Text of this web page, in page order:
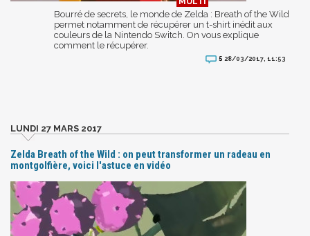
Bourré de secrets, le monde de Zelda : Breath of the Wild
permet notamment de récupérer un t-shirt inédit aux
couleurs de la Nintendo Switch. On vous explique
comment le récupérer.
5 28/03/2017, 11:53
LUNDI 27 MARS 2017
Zelda Breath of the Wild : on peut transformer un radeau en
montgolfière, voici l'astuce en vidéo